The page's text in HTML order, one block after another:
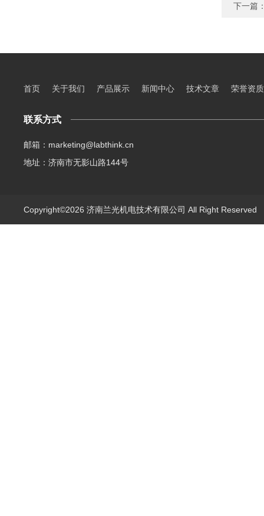
下一篇
首页 关于我们 产品展示 新闻中心 技术文章 荣誉资质
联系方式
邮箱：marketing@labthink.cn
地址：济南市无影山路144号
Copyright©2026 济南兰光机电技术有限公司 All Right